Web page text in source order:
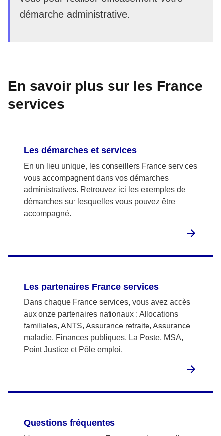
démarche administrative.
En savoir plus sur les France
services
Les démarches et services
En un lieu unique, les conseillers France services
vous accompagnent dans vos démarches
administratives. Retrouvez ici les exemples de
démarches sur lesquelles vous pouvez être
accompagné.
Les partenaires France services
Dans chaque France services, vous avez accès
aux onze partenaires nationaux : Allocations
familiales, ANTS, Assurance retraite, Assurance
maladie, Finances publiques, La Poste, MSA,
Point Justice et Pôle emploi.
Questions fréquentes